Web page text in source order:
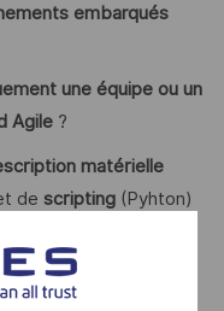
embarqués
une équipe ou un
Agile?
matérielle
de scripting (Pyhton)
(Questa, Xcellium